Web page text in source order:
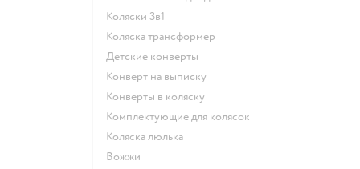
Коляски 3в1
Коляска трансформер
Детские конверты
Конверт на выписку
Конверты в коляску
Комплектующие для колясок
Коляска люлька
Вожжи